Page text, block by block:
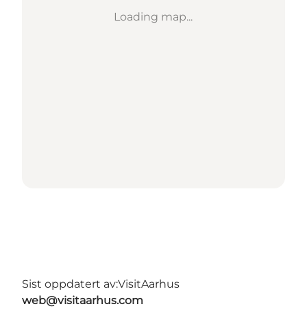
Loading map...
Sist oppdatert av:VisitAarhus
web@visitaarhus.com